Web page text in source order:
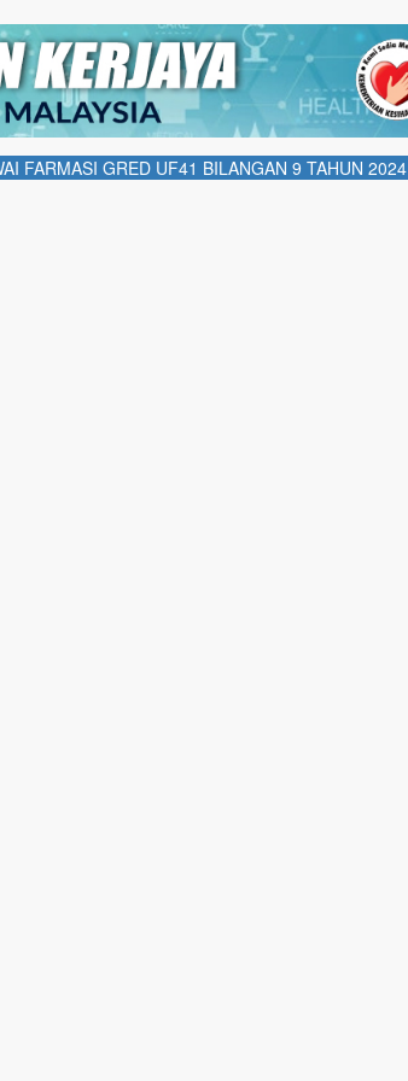
FARMASI GRED UF41 BILANGAN 9 TAHUN 2024